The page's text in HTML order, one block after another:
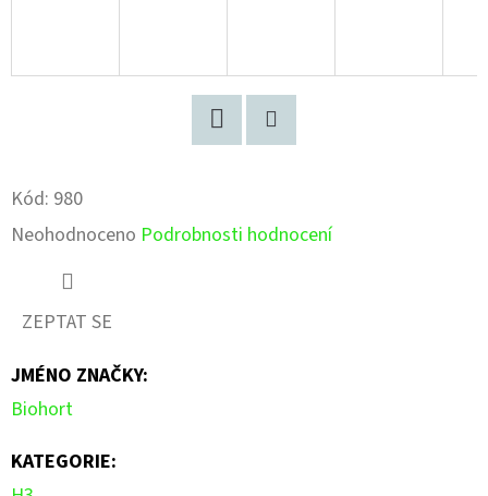
Kód: 980
Průměrné
hodnocení
0,0
z
5
hvězdiček.
Neohodnoceno Podrobnosti hodnocení
ZEPTAT SE
JMÉNO ZNAČKY:
Biohort
KATEGORIE: